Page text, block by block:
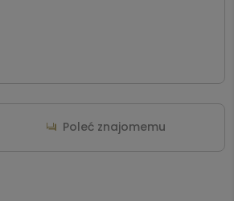
Poleć znajomemu